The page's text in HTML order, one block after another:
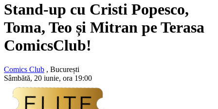
Stand-up cu Cristi Popesco,
Toma, Teo și Mitran pe Terasa
ComicsClub!
Comics Club , București
Sâmbătă, 20 iunie, ora 19:00